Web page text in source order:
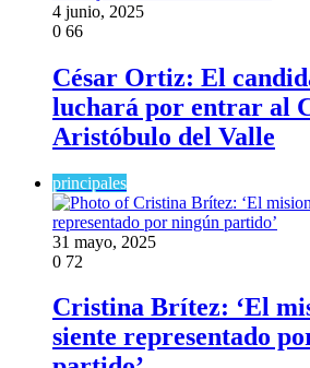
4 junio, 2025
0 66
César Ortiz: El
luchará por entrar al
Aristóbulo del Valle
principales
31 mayo, 2025
0 72
Cristina Brítez: ‘El
siente representado